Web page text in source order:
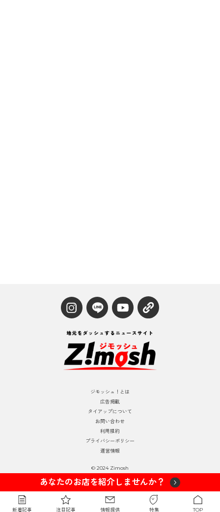
ジモッシュ！とは
広告掲載
タイアップについて
お問い合わせ
利用規約
プライバシーポリシー
運営情報
© 2024 Zimosh
あなたのお店を紹介しませんか？
新着記事 注目記事 情報提供 特集 TOP